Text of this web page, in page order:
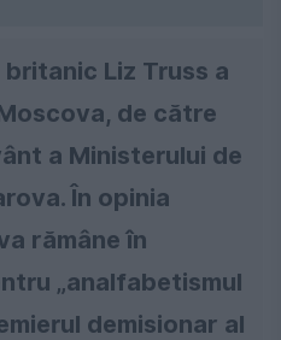
Liz Truss a
de către
a Ministerului de
În opinia
rămâne în
„analfabetismul
demisionar al